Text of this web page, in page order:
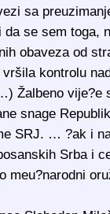
sa
se sem toga,
obaveza od
kontrolu
Žalbeno vije?e
snage
SRJ. … ?ak i
Srba i
meu?narodni